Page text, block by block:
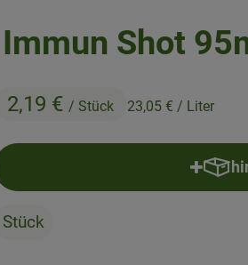
Immun Shot
2,19 € / Stück 23,05 € / Liter
zu Favouriten hinzufügen
Stück